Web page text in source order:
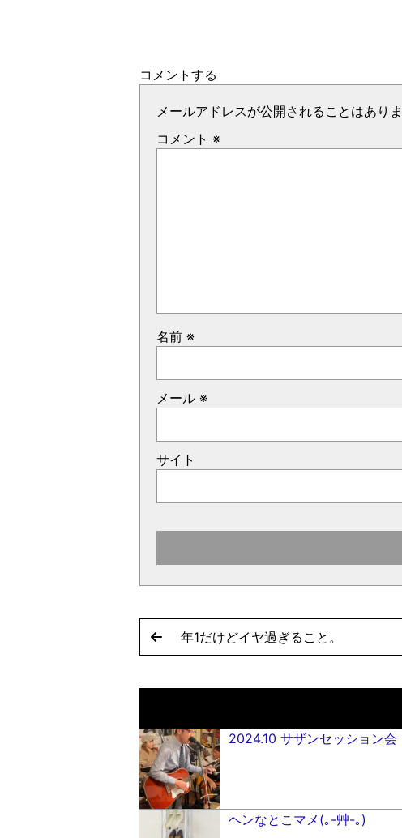
コメントする
メールアドレスが公開されることはありま
コメント ※
名前 ※
メール ※
サイト
年1だけどイヤ過ぎること。
2024.10 サザンセッション会
ヘンなとこマメ(｡-艸-｡)